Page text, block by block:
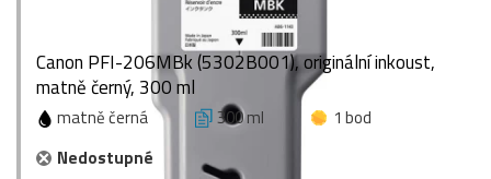
Canon PFI-206MBk (5302B001), originální inkoust,
matně černý, 300 ml
matně černá 300 ml
1 bod
Nedostupné